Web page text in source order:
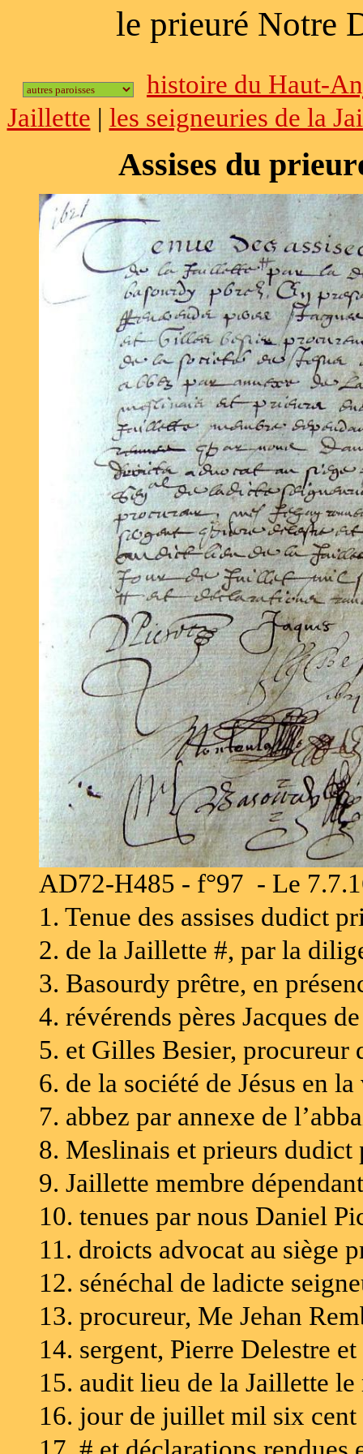
le prieuré Notre
histoire du Haut-
Jaillette | les seigneuries de la
Assises du
AD72-H485 - f°97 - Le
1. Tenue des assises dudict
2. de la Jaillette #, par la
3. Basourdy prêtre, en
4. révérends pères Jacques
5. et Gilles Besier, procureur
6. de la société de Jésus en
7. abbez par annexe de
8. Meslinais et prieurs dudict
9. Jaillette membre
10. tenues par nous Daniel
11. droicts advocat au siège
12. sénéchal de ladicte
13. procureur, Me Jehan
14. sergent, Pierre Delestre
15. audit lieu de la Jaillette
16. jour de juillet mil six